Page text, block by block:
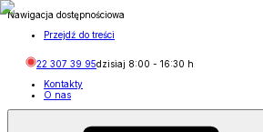
Nawigacja dostępnościowa
Przejdź do treści
22 307 39 95dzisiaj 8:00 - 16:30 h
Kontakty
O nas